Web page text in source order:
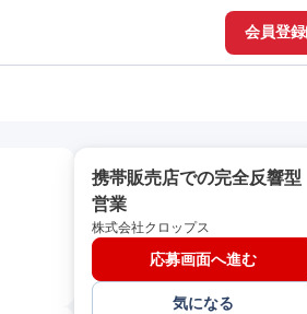
会員登録
携帯販売店での完全反響型
営業
株式会社クロップス
応募画面へ進む
気になる